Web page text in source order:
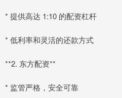
* 提供高达 1:10 的配资杠杆
* 低利率和灵活的还款方式
**2. 东方配资**
* 监管严格，安全可靠